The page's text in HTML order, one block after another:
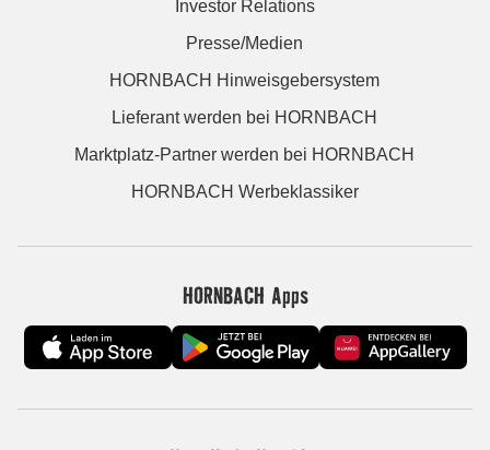
Investor Relations
Presse/Medien
HORNBACH Hinweisgebersystem
Lieferant werden bei HORNBACH
Marktplatz-Partner werden bei HORNBACH
HORNBACH Werbeklassiker
HORNBACH Apps